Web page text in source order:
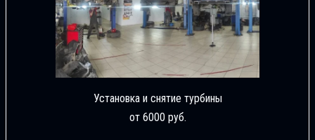
Установка и снятие турбины
от 6000 руб.